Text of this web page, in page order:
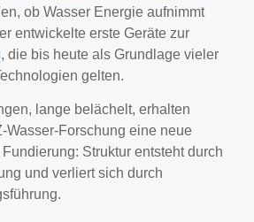
ob Wasser Energie aufnimmt
entwickelte erste Geräte zur
, die bis heute als Grundlage vieler
gelten.
lange belächelt, erhalten
Wasser-Forschung eine neue
Struktur entsteht durch
und verliert sich durch